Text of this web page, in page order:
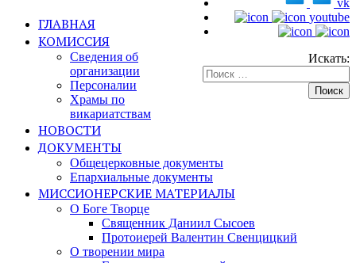
vk
youtube
Искать:
ГЛАВНАЯ
КОМИССИЯ
Сведения об
организации
Персоналии
Храмы по
викариатствам
НОВОСТИ
ДОКУМЕНТЫ
Общецерковные документы
Епархиальные документы
МИССИОНЕРСКИЕ МАТЕРИАЛЫ
О Боге Творце
Священник Даниил Сысоев
Протоиерей Валентин Свенцицкий
О творении мира